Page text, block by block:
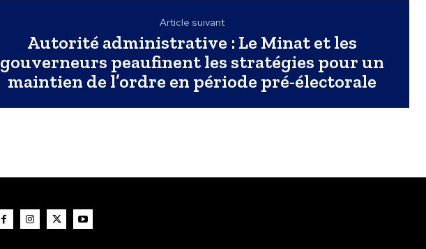
Article suivant
Autorité administrative : Le Minat et les
gouverneurs peaufinent les stratégies pour un
maintien de l’ordre en période pré-électorale